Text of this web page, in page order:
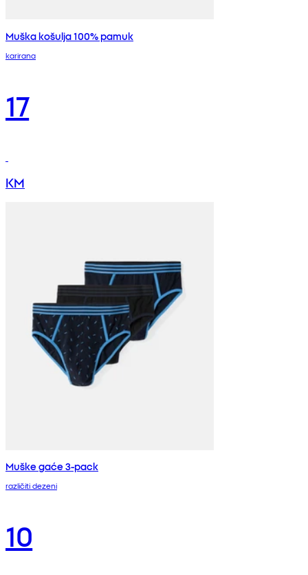
Muška košulja 100% pamuk
karirana
17
KM
Muške gaće 3-pack
različiti dezeni
10